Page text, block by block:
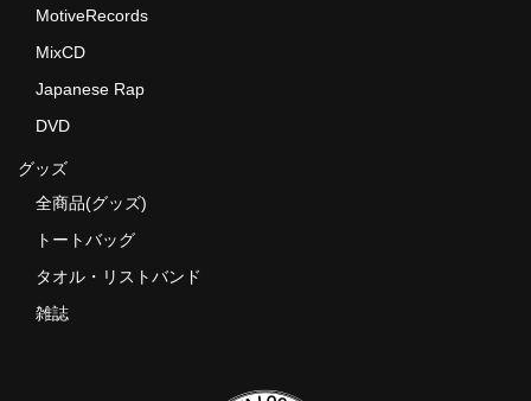
MotiveRecords
MixCD
Japanese Rap
DVD
グッズ
全商品(グッズ)
トートバッグ
タオル・リストバンド
雑誌